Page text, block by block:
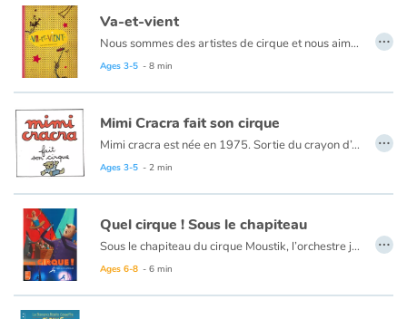
Ogres, monsters and witches
Heroines and Heroes
The animals
Travel, epic, investigation, adventure
Around the world
Learning
Va-et-vient
Nous sommes des artistes de cirque et nous aimons bouger, de-ci, de-là, par ici et par là.
Ages 3-5 - 8 min
…
Mimi Cracra fait son cirque
Mimi cracra est née en 1975. Sortie du crayon d’Agnès Rosenstiehl pour le magazine “Pomme d’api”, cette petite fille aux joues roses et cheveux bruns à laquelle il est facile de s’identifier nous entraîne avec humour dans ses aventures quotidiennes.
Ages 3-5 - 2 min
…
Quel cirque ! Sous le chapiteau
Sous le chapiteau du cirque Moustik, l’orchestre joue un air plein d’entrain. Les enfants frappent dans leurs mains. Ca va commencer…
Ages 6-8 - 6 min
…